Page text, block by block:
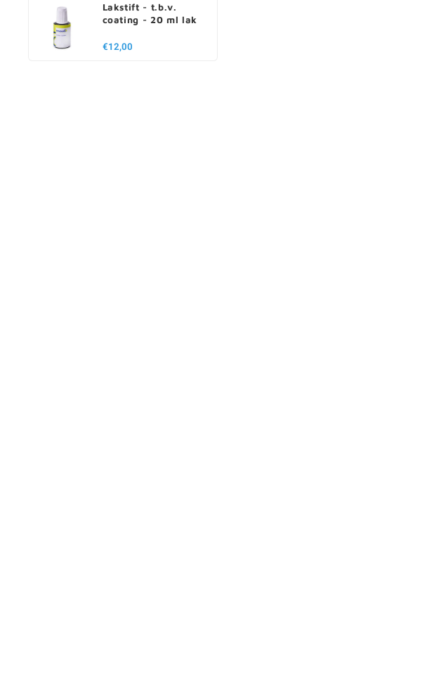
Lakstift - t.b.v.
coating - 20 ml lak
€12,00